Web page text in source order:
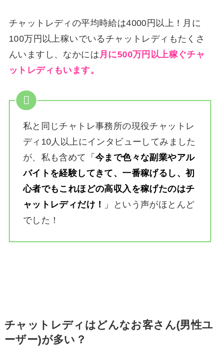
チャットレディの平均時給は4000円以上！月に
100万円以上稼いでいるチャットレディもたくさ
んいますし、なかには 月に500万円以上稼ぐチャ
ットレディもいます。
私と同じチャトレ事務所の現役チャットレ
ディ10人以上にインタビューしてみました
が、私も含めて
「今まで色々な副業やアル
バイトを経験してきて、一番稼げるし、初
心者でもこれほどの高収入を稼げたのはチ
ャットレディだけ！
」
という声がほとんど
でした！
チャットレディはどんなお客さん(男性ユ
ーザー)が多い？